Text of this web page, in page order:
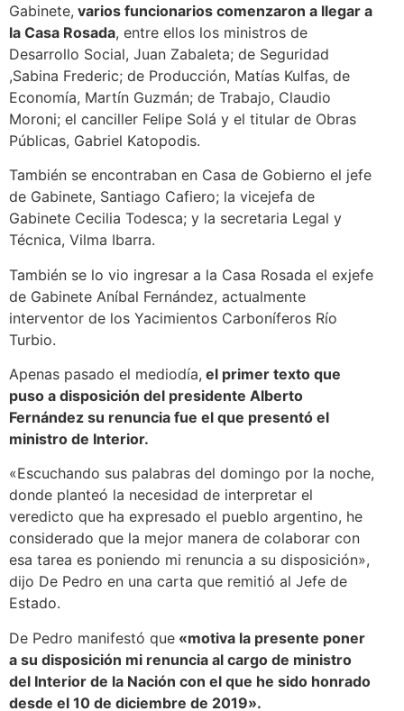
Gabinete, varios funcionarios comenzaron a llegar a
la Casa Rosada, entre ellos los ministros de
Desarrollo Social, Juan Zabaleta; de Seguridad
,Sabina Frederic; de Producción, Matías Kulfas, de
Economía, Martín Guzmán; de Trabajo, Claudio
Moroni; el canciller Felipe Solá y el titular de Obras
Públicas, Gabriel Katopodis.
También se encontraban en Casa de Gobierno el jefe
de Gabinete, Santiago Cafiero; la vicejefa de
Gabinete Cecilia Todesca; y la secretaria Legal y
Técnica, Vilma Ibarra.
También se lo vio ingresar a la Casa Rosada el exjefe
de Gabinete Aníbal Fernández, actualmente
interventor de los Yacimientos Carboníferos Río
Turbio.
Apenas pasado el mediodía, el primer texto que
puso a disposición del presidente Alberto
Fernández su renuncia fue el que presentó el
ministro de Interior.
«Escuchando sus palabras del domingo por la noche,
donde planteó la necesidad de interpretar el
veredicto que ha expresado el pueblo argentino, he
considerado que la mejor manera de colaborar con
esa tarea es poniendo mi renuncia a su disposición»,
dijo De Pedro en una carta que remitió al Jefe de
Estado.
De Pedro manifestó que «motiva la presente poner
a su disposición mi renuncia al cargo de ministro
del Interior de la Nación con el que he sido honrado
desde el 10 de diciembre de 2019».